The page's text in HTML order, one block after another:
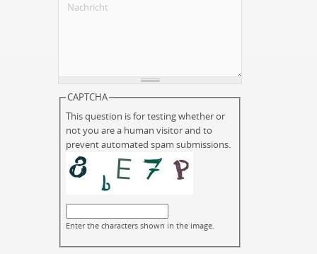
CAPTCHA
This question is for testing whether or
not you are a human visitor and to
prevent automated spam submissions.
Enter the characters shown in the image.